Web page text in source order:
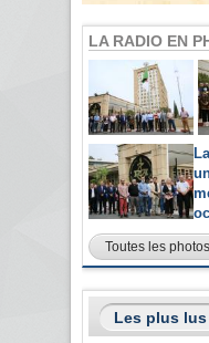
LA RADIO EN
Toutes les photos
Les plus lus